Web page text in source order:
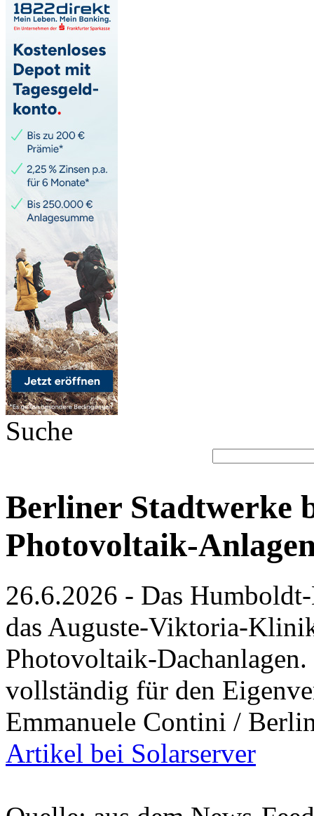
Suche
Berliner Stadtwerke
Photovoltaik-
26.6.2026 - Das
das Auguste-Viktoria-
Photovoltaik-
vollständig für den
Emmanuele Contini /
Artikel bei Solarserver